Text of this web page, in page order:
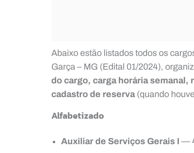
Abaixo estão listados todos os
Garça – MG (Edital 01/2024),
do cargo, carga horária semanal,
cadastro de reserva(quando
Alfabetizado
Auxiliar de Serviços Gerais I —